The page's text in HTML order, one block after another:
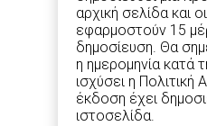
αρχική σελίδα και
εφαρμοστούν 15
δημοσίευση. Θα
η ημερομηνία κατά
ισχύσει η Πολιτική
έκδοση έχει
ιστοσελίδα.